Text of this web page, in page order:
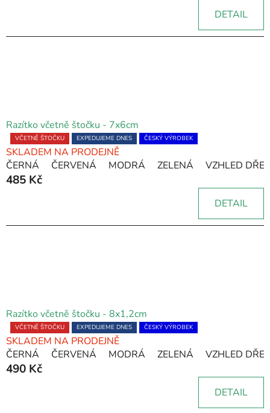
DETAIL
Razítko včetně štočku - 7x6cm
Průměrné
hodnocení
produktu
je
VČETNĚ ŠTOČKU EXPEDUJEME DNES ČESKÝ VÝROBEK
SKLADEM NA PRODEJNĚ
ČERNÁ
ČERVENÁ MODRÁ ZELENÁ VZHLED
485 Kč
DETAIL
Razítko včetně štočku - 8x1,2cm
Průměrné
hodnocení
produktu
je
VČETNĚ ŠTOČKU EXPEDUJEME DNES ČESKÝ VÝROBEK
SKLADEM NA PRODEJNĚ
ČERNÁ
ČERVENÁ MODRÁ ZELENÁ VZHLED
490 Kč
DETAIL